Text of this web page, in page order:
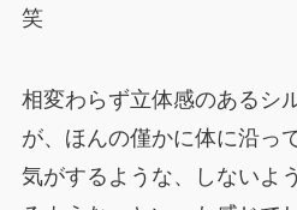
笑
相変わらず立体感のあるシ
が、ほんの僅かに体に沿っ
気がするような、しないよ